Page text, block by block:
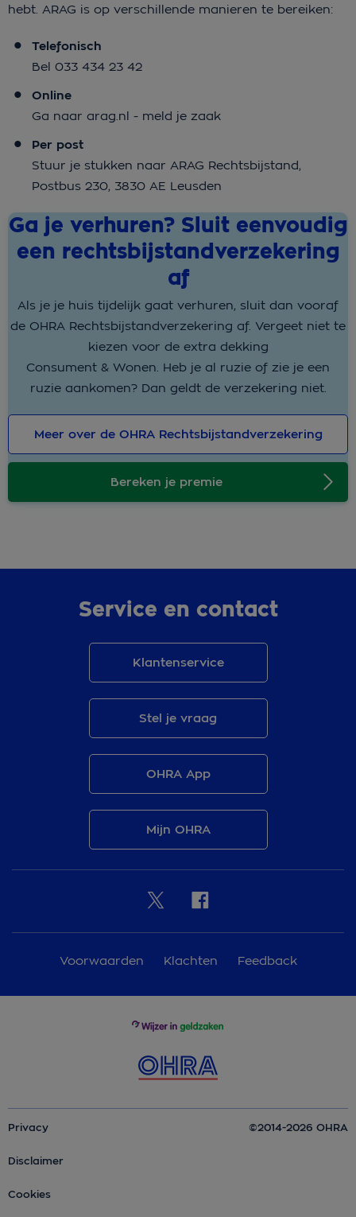
hebt. ARAG is op verschillende manieren te bereiken:
Telefonisch
Bel 033 434 23 42
Online
Ga naar arag.nl - meld je zaak
Per post
Stuur je stukken naar ARAG Rechtsbijstand,
Postbus 230, 3830 AE Leusden
Ga je verhuren? Sluit eenvoudig
een rechtsbijstandverzekering
af
Als je je huis tijdelijk gaat verhuren, sluit dan vooraf
de OHRA Rechtsbijstandverzekering af. Vergeet niet te
kiezen voor de extra dekking
Consument & Wonen. Heb je al ruzie of zie je een
ruzie aankomen? Dan geldt de verzekering niet.
Meer over de OHRA Rechtsbijstandverzekering
Bereken je premie
Service en contact
Klantenservice
Stel je vraag
OHRA App
Mijn OHRA
Voorwaarden Klachten Feedback
Privacy
Disclaimer
Cookies
©2014-2026 OHRA